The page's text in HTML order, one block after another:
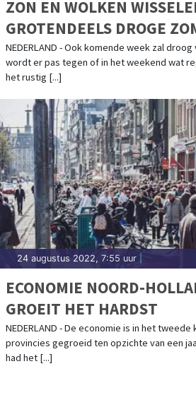
ZON EN WOLKEN
GROTENDEELS DROGE
NEDERLAND - Ook komende week zal
wordt er pas tegen of in het weekend wat
het rustig [...]
24 augustus 2022, 7:55 uur
ECONOMIE NOORD-
GROEIT HET HARDST
NEDERLAND - De economie is in het tweede
provincies gegroeid ten opzichte van een
had het [...]